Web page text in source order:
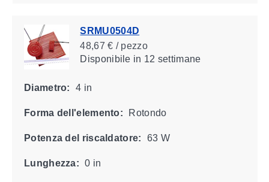
SRMU0504D
48,67 € / pezzo
Disponibile in 12 settimane
Diametro: 4 in
Forma dell'elemento: Rotondo
Potenza del riscaldatore: 63 W
Lunghezza: 0 in